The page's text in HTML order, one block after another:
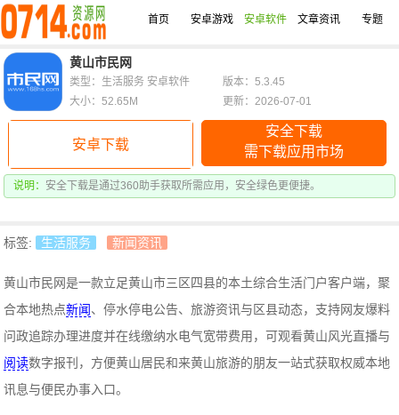
首页 安卓游戏 安卓软件 文章资讯 专题
黄山市民网
安卓下载
安全下载
需下载应用市场
说明： 安全下载是通过360助手获取所需应用，安全绿色更便捷。
类型：生活服务 安卓软件
版本：5.3.45
大小：52.65M
更新：2026-07-01
标签: 生活服务 新闻资讯
黄山市民网是一款立足黄山市三区四县的本土综合生活门户客户端，聚
合本地热点新闻、停水停电公告、旅游资讯与区县动态，支持网友爆料
问政追踪办理进度并在线缴纳水电气宽带费用，可观看黄山风光直播与
阅读数字报刊，方便黄山居民和来黄山旅游的朋友一站式获取权威本地
讯息与便民办事入口。